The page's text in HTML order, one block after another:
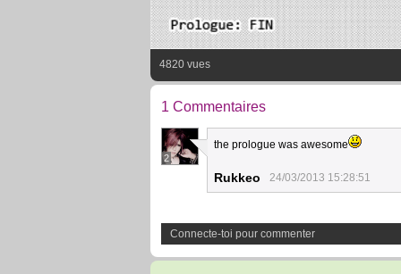
4820 vues
1 Commentaires
2
the prologue was awesome
Rukkeo 24/03/2013 15:28:51
Connecte-toi pour commenter